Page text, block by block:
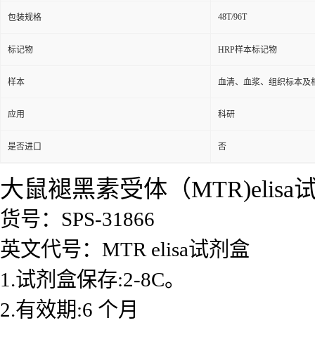
包装规格 48T/96T
标记物 HRP样本标记物
样本 血清、血浆、组织标本及
应用 科研
是否进口 否
大鼠褪黑素受体（MTR)elisa
货号：SPS-31866
英文代号：MTR elisa试剂盒
1.试剂盒保存:2-8C。
2.有效期:6 个月